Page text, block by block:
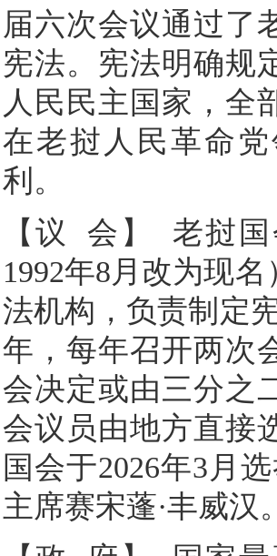
届六次会议通过了
宪法。宪法明确规
人民民主国家，全
在老挝人民革命
利。
【议 会】 老挝
1992年8月改为现
法机构，负责制定
年，每年召开两次
会决定或由三分之
会议员由地方直接
国会于2026年3月
主席赛宋蓬·丰威汉